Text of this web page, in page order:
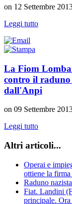
on 12 Settembre
Leggi tutto
La Fiom
contro il raduno
dall'Anpi
on 09 Settembre
Leggi tutto
Altri articoli...
Operai e
ottiene la
Raduno
Fiat. Landini
principale.